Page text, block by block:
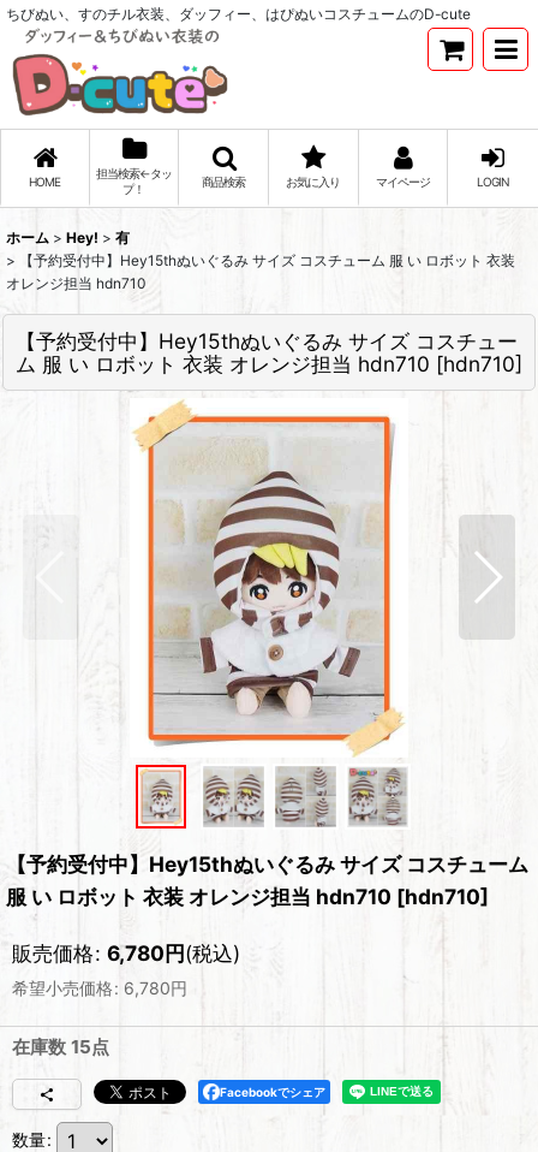
ちびぬい、すのチル衣装、ダッフィー、はぴぬいコスチュームのD-cute
HOME
担当検索←タッ
プ！
商品検索 お気に入り マイページ LOGIN
ホーム > Hey! > 有
>
【予約受付中】Hey15thぬいぐるみ サイズ コスチューム 服 い ロボット 衣装
オレンジ担当 hdn710
【予約受付中】Hey15thぬいぐるみ サイズ コスチュー
ム 服 い ロボット 衣装 オレンジ担当 hdn710 [hdn710]
【予約受付中】Hey15thぬいぐるみ サイズ コスチューム
服 い ロボット 衣装 オレンジ担当 hdn710 [hdn710]
販売価格: 6,780円(税込)
希望小売価格: 6,780円
在庫数 15点
Facebookでシェア
数量: